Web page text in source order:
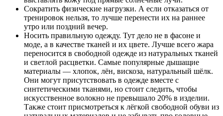
Сократить физические нагрузки. А если отказаться от
тренировок нельзя, то лучше перенести их на раннее
утро или поздний вечер.
Носить правильную одежду. Тут дело не в фасоне и
моде, а в качестве тканей и их цвете. Лучше всего жара
переносится в свободной одежде из натуральных тканей
и светлой расцветки. Самые популярные дышащие
материалы — хлопок, лён, вискоза, натуральный шёлк.
Они могут присутствовать в одежде вместе с
синтетическими тканями, но стоит следить, чтобы
искусственное волокно не превышало 20% в изделии.
Также стоит присмотреться к лёгкой свободной обуви из